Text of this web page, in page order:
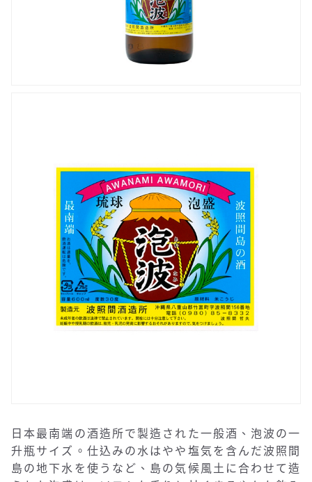
日本最南端の酒造所で製造された一般酒、泡波の一
升瓶サイズ。仕込みの水はやや塩気を含んだ波照間
島の地下水を使うなど、島の気候風土に合わせて造